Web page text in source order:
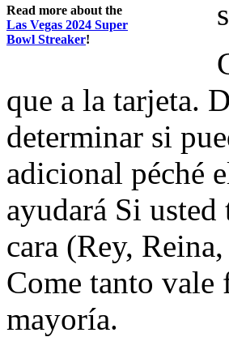
Read more about the
Las Vegas 2024 Super
Bowl Streaker!
que a la tarjeta.
determinar si
adicional péché
ayudará Si
cara (Rey,
Come tanto
mayoría.